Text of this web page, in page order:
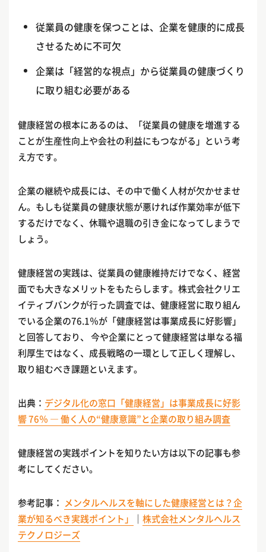
従業員の健康を保つことは、企業を健康的に成長
させるために不可欠
企業は「経営的な視点」から従業員の健康づくり
に取り組む必要がある
健康経営の根本にあるのは、「従業員の健康を増進する
ことが生産性向上や会社の利益にもつながる」という考
え方です。
企業の継続や成長には、その中で働く人材が欠かせませ
ん。もしも従業員の健康状態が悪ければ作業効率が低下
するだけでなく、休職や退職の引き金になってしまうで
しょう。
健康経営の実践は、従業員の健康維持だけでなく、経営
面でも大きなメリットをもたらします。株式会社クリエ
イティブバンクが行った調査では、健康経営に取り組ん
でいる企業の76.1％が「健康経営は事業成長に好影響」
と回答しており、 今や企業にとって健康経営は単なる福
利厚生ではなく、成長戦略の一環として正しく理解し、
取り組むべき課題といえます。
出典： デジタル化の窓口「健康経営」は事業成長に好影
響 76％ ― 働く人の“健康意識”と企業の取り組み調査
健康経営の実践ポイントを知りたい方は以下の記事も参
考にしてください。
参考記事： メンタルヘルスを軸にした健康経営とは？企
業が知るべき実践ポイント」
｜ 株式会社メンタルヘルス
テクノロジーズ